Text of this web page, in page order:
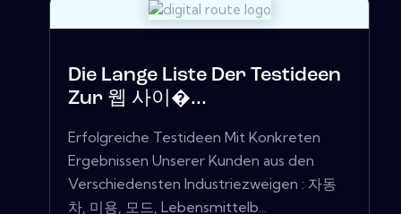
Die Lange Liste Der Testideen
Zur 웹 사이�...
Erfolgreiche Testideen Mit Konkreten
Ergebnissen Unserer Kunden aus den
Verschiedensten Industriezweigen : 자동
차, 미용, 모드, Lebensmittelb...